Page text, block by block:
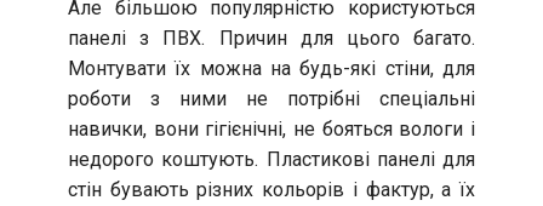
Але більшою популярністю користуються
панелі з ПВХ. Причин для цього багато.
Монтувати їх можна на будь-які стіни, для
роботи з ними не потрібні спеціальні
навички, вони гігієнічні, не бояться вологи і
недорого коштують. Пластикові панелі для
стін бувають різних кольорів і фактур, а їх